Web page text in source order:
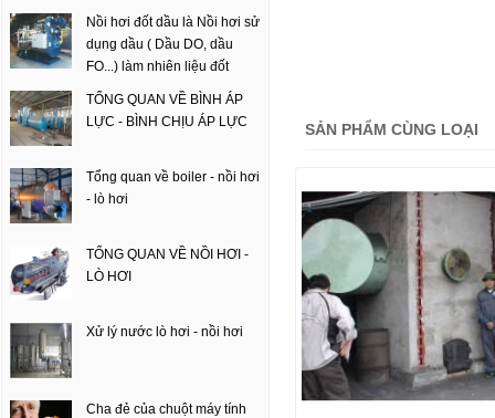
Nồi hơi đốt dầu là Nồi hơi sử
dụng dầu ( Dầu DO, dầu
FO...) làm nhiên liệu đốt
TỔNG QUAN VỀ BÌNH ÁP
LỰC - BÌNH CHỊU ÁP LỰC
Tổng quan về boiler - nồi hơi
- lò hơi
TỔNG QUAN VỀ NỒI HƠI -
LÒ HƠI
Xử lý nước lò hơi - nồi hơi
Cha đẻ của chuột máy tính
SẢN PHẨM CÙNG LOẠI